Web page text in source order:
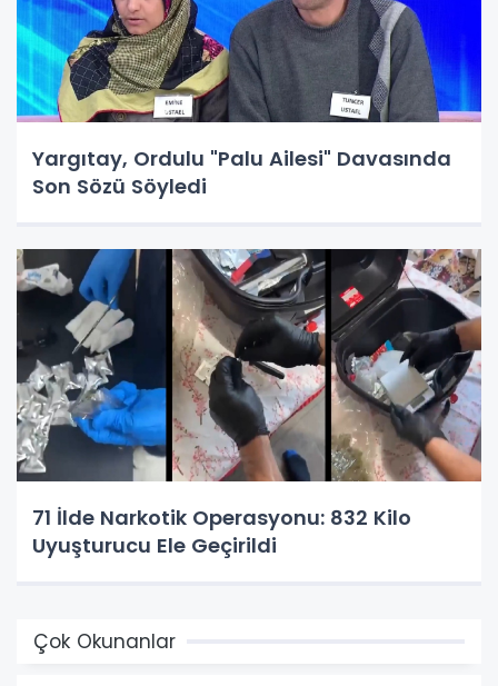
Yargıtay, Ordulu "Palu Ailesi" Davasında
Son Sözü Söyledi
71 İlde Narkotik Operasyonu: 832 Kilo
Uyuşturucu Ele Geçirildi
Çok Okunanlar